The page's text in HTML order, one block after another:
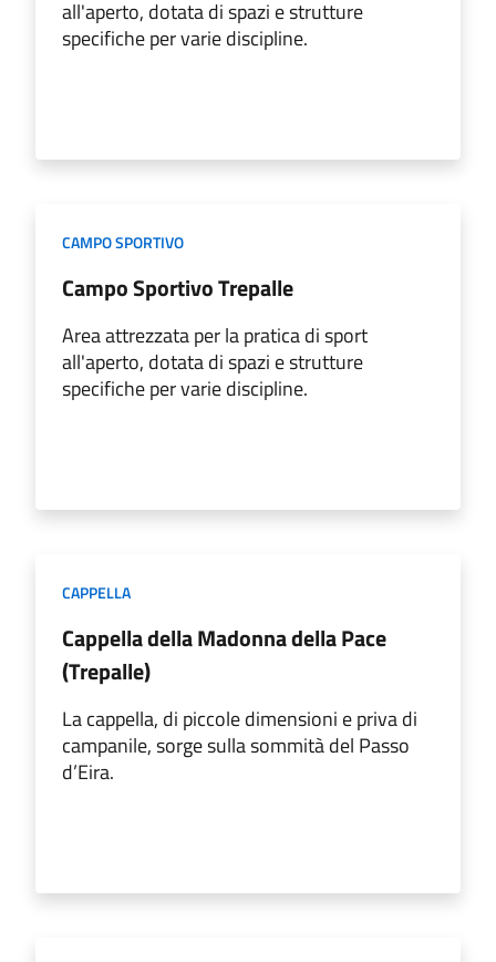
all'aperto, dotata di spazi e strutture
specifiche per varie discipline.
CAMPO SPORTIVO
Campo Sportivo Trepalle
Area attrezzata per la pratica di sport
all'aperto, dotata di spazi e strutture
specifiche per varie discipline.
CAPPELLA
Cappella della Madonna della Pace
(Trepalle)
La cappella, di piccole dimensioni e priva di
campanile, sorge sulla sommità del Passo
d’Eira.